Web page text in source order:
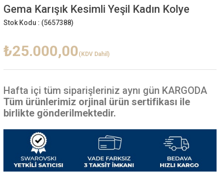
Gema Karışık Kesimli Yeşil Kadın Kolye
Stok Kodu : (5657388)
₺25.000,00 (KDV Dahil)
Hafta içi tüm siparişleriniz aynı gün KARGODA
Tüm ürünlerimiz orjinal ürün sertifikası ile
birlikte gönderilmektedir.